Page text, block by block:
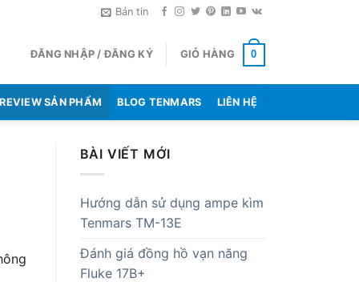
Bản tin
ĐĂNG NHẬP / ĐĂNG KÝ GIỎ HÀNG 0
REVIEW SẢN PHẨM BLOG TENMARS LIÊN HỆ
BÀI VIẾT MỚI
Hướng dẫn sử dụng ampe kìm
Tenmars TM-13E
Đánh giá đồng hồ vạn năng
Fluke 17B+